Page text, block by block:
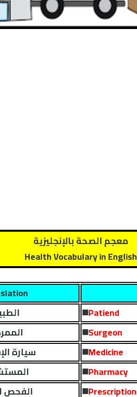
معجم الصحة بالإنجليزية
Health Vocabulary in English
◼️Patiend
◼️Surgeon
سيارة ◼️Medicine
◼️Pharmacy
الفحص ◼️Prescription